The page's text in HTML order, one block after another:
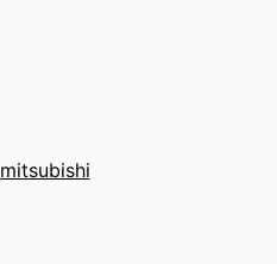
mitsubishi